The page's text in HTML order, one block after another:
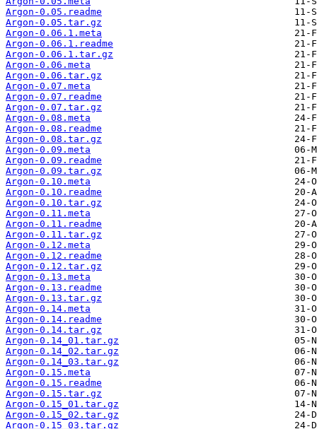
Argon-0.05.readme
Argon-0.05.tar.gz
Argon-0.06.1.meta
Argon-0.06.1.readme
Argon-0.06.1.tar.gz
Argon-0.06.meta
Argon-0.06.tar.gz
Argon-0.07.meta
Argon-0.07.readme
Argon-0.07.tar.gz
Argon-0.08.meta
Argon-0.08.readme
Argon-0.08.tar.gz
Argon-0.09.meta
Argon-0.09.readme
Argon-0.09.tar.gz
Argon-0.10.meta
Argon-0.10.readme
Argon-0.10.tar.gz
Argon-0.11.meta
Argon-0.11.readme
Argon-0.11.tar.gz
Argon-0.12.meta
Argon-0.12.readme
Argon-0.12.tar.gz
Argon-0.13.meta
Argon-0.13.readme
Argon-0.13.tar.gz
Argon-0.14.meta
Argon-0.14.readme
Argon-0.14.tar.gz
Argon-0.14_01.tar.gz
Argon-0.14_02.tar.gz
Argon-0.14_03.tar.gz
Argon-0.15.meta
Argon-0.15.readme
Argon-0.15.tar.gz
Argon-0.15_01.tar.gz
Argon-0.15_02.tar.gz
Argon-0.15_03.tar.gz